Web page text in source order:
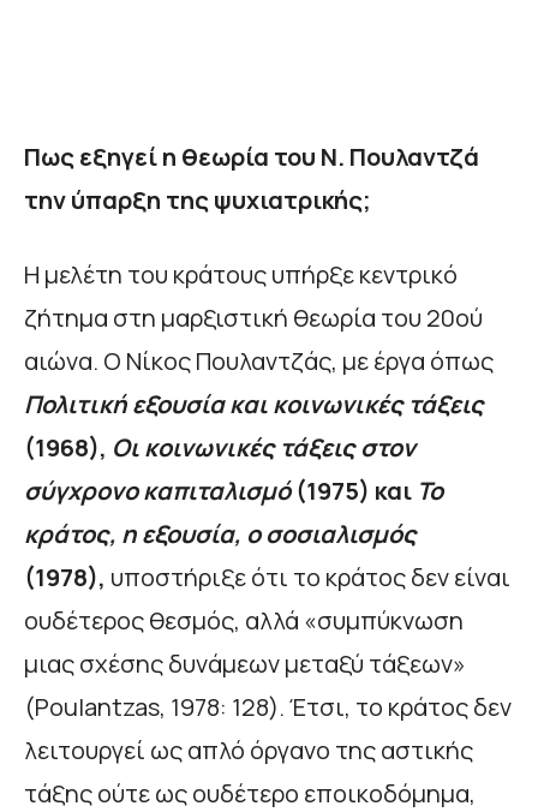
Πως εξηγεί η θεωρία του Ν. Πουλαντζά
την ύπαρξη της ψυχιατρικής;
Η μελέτη του κράτους υπήρξε κεντρικό
ζήτημα στη μαρξιστική θεωρία του 20ού
αιώνα. Ο Νίκος Πουλαντζάς, με έργα όπως
Πολιτική εξουσία και κοινωνικές τάξεις
(1968), Οι κοινωνικές τάξεις στον
σύγχρονο καπιταλισμό(1975) και Το
κράτος, η εξουσία, ο σοσιαλισμός
(1978), υποστήριξε ότι το κράτος δεν είναι
ουδέτερος θεσμός, αλλά «συμπύκνωση
μιας σχέσης δυνάμεων μεταξύ τάξεων»
(Poulantzas, 1978: 128). Έτσι, το κράτος δεν
λειτουργεί ως απλό όργανο της αστικής
τάξης ούτε ως ουδέτερο εποικοδόμημα,